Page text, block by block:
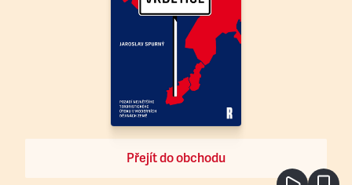
Přejít do obchodu